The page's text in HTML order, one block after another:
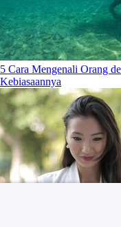
5 Cara Mengenali Orang
Kebiasaannya